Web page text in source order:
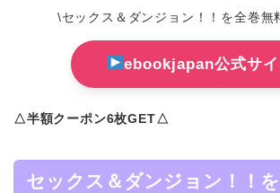
\セックス＆ダンジョン！！を全巻無
ebookjapan公式サイ
△半額クーポン6枚GET△
セックス＆ダンジョン！！